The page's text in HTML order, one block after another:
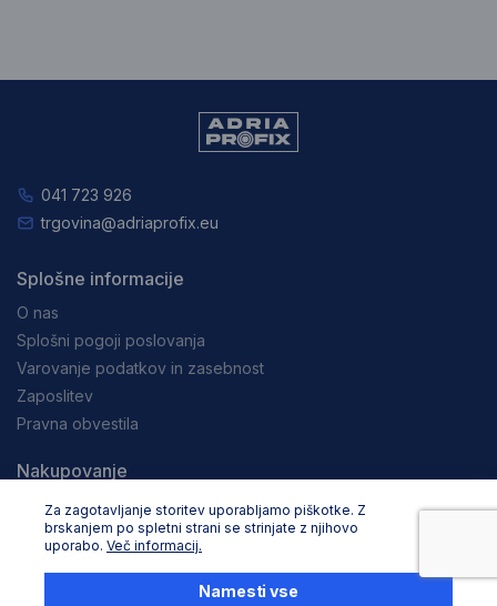
Za zagotavljanje storitev uporabljamo piškotke. Z
brskanjem po spletni strani se strinjate z njihovo
uporabo. Več informacij.
Namesti vse
041 723 926
trgovina@adriaprofix.eu
Splošne informacije
O nas
Splošni pogoji poslovanja
Varovanje podatkov in zasebnost
Zaposlitev
Pravna obvestila
Nakupovanje
Dostava in načini plačila
Reklamacija in vračila
Storitev za stranke